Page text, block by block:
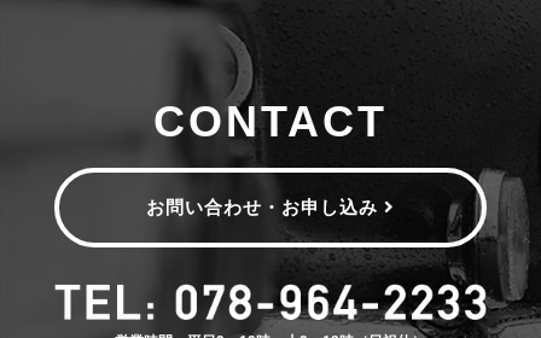
CONTACT
お問い合わせ・お申し込み